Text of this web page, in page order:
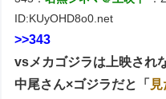
ID:KUyOHD8o0.net
>>343
vsメカゴジラは上映され
中尾さん×ゴジラだと「